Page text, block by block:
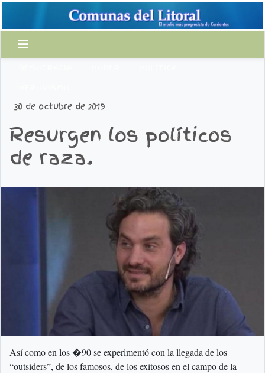
30 de octubre de 2019
Resurgen los políticos
de raza.
Así como en los �90 se experimentó con la llegada de los
“outsiders”, de los famosos, de los exitosos en el campo de la